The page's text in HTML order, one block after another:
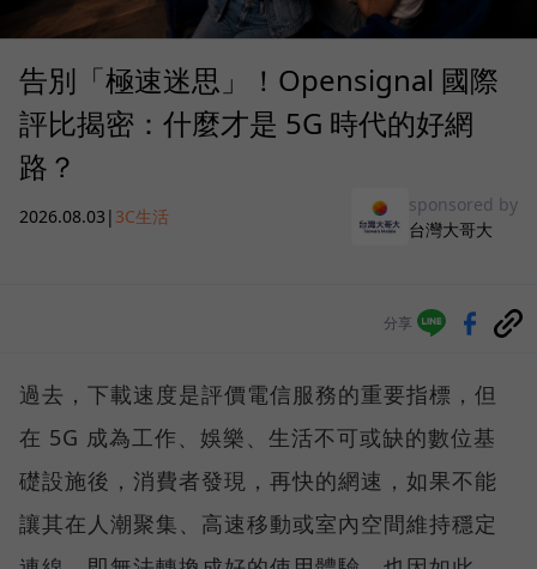
告別「極速迷思」！Opensignal 國際
評比揭密：什麼才是 5G 時代的好網
路？
2026.08.03 | 3C生活
sponsored by
台灣大哥大
分享
過去，下載速度是評價電信服務的重要指標，但
在 5G 成為工作、娛樂、生活不可或缺的數位基
礎設施後，消費者發現，再快的網速，如果不能
讓其在人潮聚集、高速移動或室內空間維持穩定